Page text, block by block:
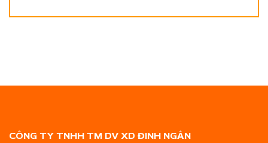
CÔNG TY TNHH TM DV XD ĐINH NGÂN